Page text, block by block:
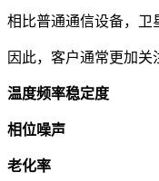
相比普通通信设备，卫
因此，客户通常更加关
温度频率稳定度
相位噪声
老化率